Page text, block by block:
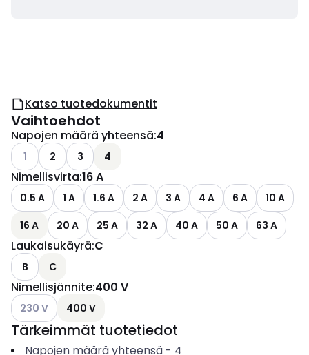
Katso tuotedokumentit
Vaihtoehdot
Napojen määrä yhteensä:4
Katso käytettävissä olevat vaihtoehdot
1 2 3 4
Nimellisvirta:16 A
0.5 A 1 A 1.6 A 2 A 3 A 4 A 6 A
10 A
16 A
20 A 25 A 32 A 40 A 50 A 63 A
Laukaisukäyrä:C
B C
Nimellisjännite:400 V
Katso käytettävissä olevat vaihtoehdot
230 V 400 V
Tärkeimmät tuotetiedot
Napojen määrä yhteensä- 4